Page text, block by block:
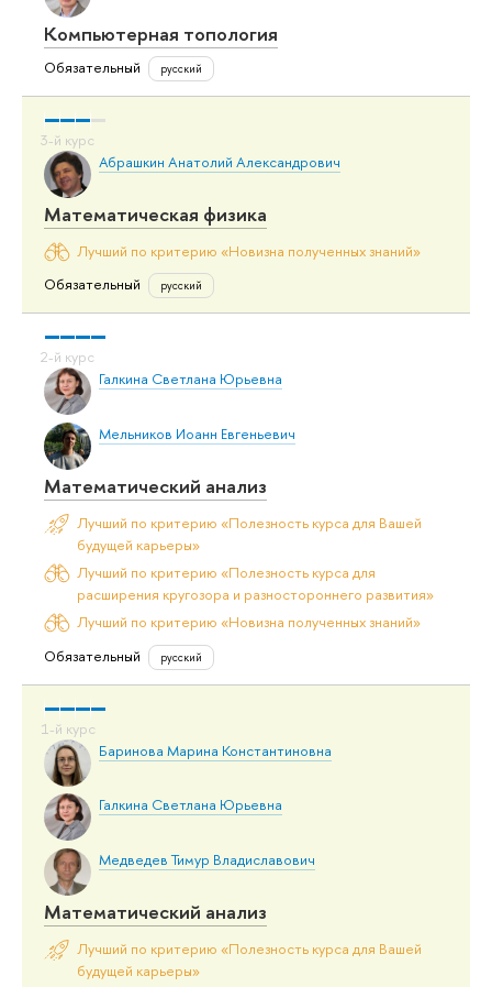
Компьютерная топология
Обязательный русский
Абрашкин Анатолий Александрович
Математическая физика
Лучший по критерию «Новизна полученных знаний»
Обязательный
русский
Галкина Светлана Юрьевна
Мельников Иоанн Евгеньевич
Математический анализ
Лучший по критерию «Полезность курса для Вашей
будущей карьеры»
Лучший по критерию «Полезность курса для
расширения кругозора и разностороннего развития»
Лучший по критерию «Новизна полученных знаний»
Обязательный
русский
Баринова Марина Константиновна
Галкина Светлана Юрьевна
Медведев Тимур Владиславович
Математический анализ
Лучший по критерию «Полезность курса для Вашей
будущей карьеры»